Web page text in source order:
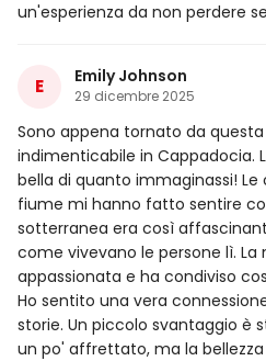
un'esperienza da non perdere
E Emily Johnson
29 dicembre 2025
Sono appena tornato da
indimenticabile in Cappadocia.
bella di quanto immaginassi! Le
fiume mi hanno fatto sentire
sotterranea era così
come vivevano le persone lì. La
appassionata e ha condiviso
Ho sentito una vera
storie. Un piccolo svantaggio è
un po' affrettato, ma la